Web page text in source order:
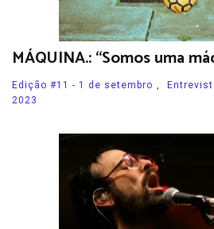
MÁQUINA.: “Somos uma
Edição #11 - 1 de setembro ,
2023